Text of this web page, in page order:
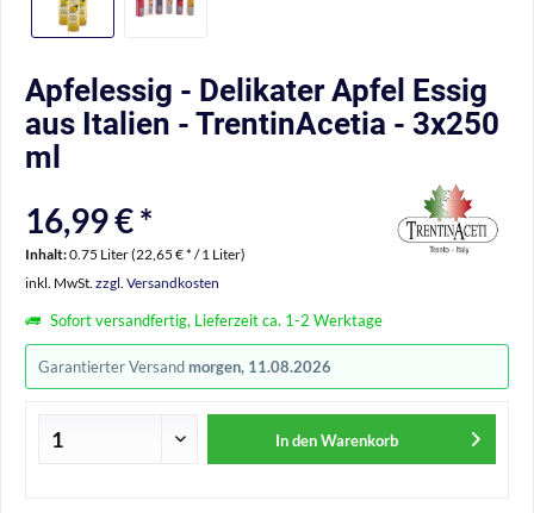
Apfelessig - Delikater Apfel Essig
aus Italien - TrentinAcetia - 3x250
ml
16,99 € *
Inhalt:0.75 Liter (22,65 € * / 1 Liter)
inkl. MwSt. zzgl. Versandkosten
Sofort versandfertig, Lieferzeit ca. 1-2 Werktage
Garantierter Versand morgen, 11.08.2026
In den Warenkorb